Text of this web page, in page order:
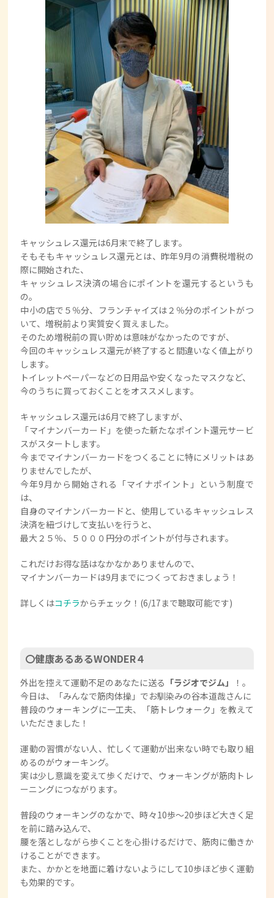
キャッシュレス還元は6月末で終了します。
そもそもキャッシュレス還元とは、昨年9月の消費税増税の
際に開始された、
キャッシュレス決済の場合にポイントを還元するというも
の。
中小の店で５％分、フランチャイズは２％分のポイントがつ
いて、増税前より実質安く買えました。
そのため増税前の買い貯めは意味がなかったのですが、
今回のキャッシュレス還元が終了すると間違いなく値上がり
します。
トイレットペーパーなどの日用品や安くなったマスクなど、
今のうちに買っておくことをオススメします。
キャッシュレス還元は6月で終了しますが、
「マイナンバーカード」を使った新たなポイント還元サービ
スがスタートします。
今までマイナンバーカードをつくることに特にメリットはあ
りませんでしたが、
今年9月から開始される「マイナポイント」という制度で
は、
自身のマイナンバーカードと、使用しているキャッシュレス
決済を紐づけして支払いを行うと、
最大２５％、５０００円分のポイントが付与されます。
これだけお得な話はなかなかありませんので、
マイナンバーカードは9月までにつくっておきましょう！
詳しくはコチラからチェック！(6/17まで聴取可能です)
〇健康あるあるWONDER４
外出を控えて運動不足のあなたに送る 「ラジオでジム」
！。
今日は、「みんなで筋肉体操」でお馴染みの谷本道哉さんに
普段のウォーキングに一工夫、「筋トレウォーク」を教えて
いただきました！
運動の習慣がない人、忙しくて運動が出来ない時でも取り組
めるのがウォーキング。
実は少し意識を変えて歩くだけで、ウォーキングが筋肉トレ
ーニングにつながります。
普段のウォーキングのなかで、時々10歩～20歩ほど大きく足
を前に踏み込んで、
腰を落としながら歩くことを心掛けるだけで、筋肉に働きか
けることができます。
また、かかとを地面に着けないようにして10歩ほど歩く運動
も効果的です。